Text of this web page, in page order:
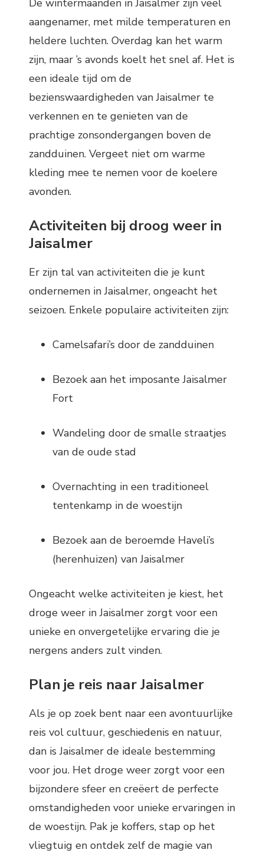
De wintermaanden in Jaisalmer zijn veel
aangenamer, met milde temperaturen en
heldere luchten. Overdag kan het warm
zijn, maar ’s avonds koelt het snel af. Het is
een ideale tijd om de
bezienswaardigheden van Jaisalmer te
verkennen en te genieten van de
prachtige zonsondergangen boven de
zandduinen. Vergeet niet om warme
kleding mee te nemen voor de koelere
avonden.
Activiteiten bij droog weer in
Jaisalmer
Er zijn tal van activiteiten die je kunt
ondernemen in Jaisalmer, ongeacht het
seizoen. Enkele populaire activiteiten zijn:
Camelsafari’s door de zandduinen
Bezoek aan het imposante Jaisalmer
Fort
Wandeling door de smalle straatjes
van de oude stad
Overnachting in een traditioneel
tentenkamp in de woestijn
Bezoek aan de beroemde Haveli’s
(herenhuizen) van Jaisalmer
Ongeacht welke activiteiten je kiest, het
droge weer in Jaisalmer zorgt voor een
unieke en onvergetelijke ervaring die je
nergens anders zult vinden.
Plan je reis naar Jaisalmer
Als je op zoek bent naar een avontuurlijke
reis vol cultuur, geschiedenis en natuur,
dan is Jaisalmer de ideale bestemming
voor jou. Het droge weer zorgt voor een
bijzondere sfeer en creëert de perfecte
omstandigheden voor unieke ervaringen in
de woestijn. Pak je koffers, stap op het
vliegtuig en ontdek zelf de magie van